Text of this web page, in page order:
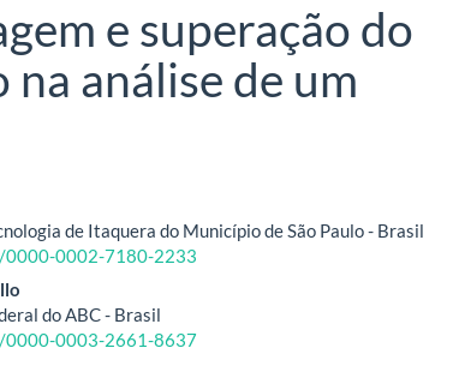
e superação do
análise de um
de Itaquera do Município de São Paulo - Brasil
0000-0002-7180-2233
do ABC - Brasil
0000-0003-2661-8637